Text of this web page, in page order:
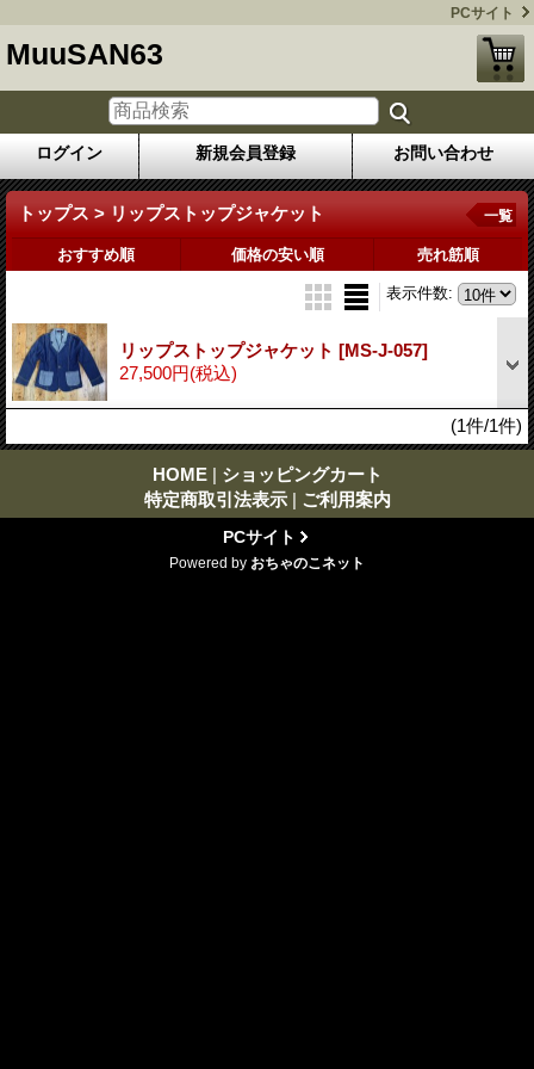
PCサイト
MuuSAN63
ログイン 新規会員登録 お問い合わせ
トップス > リップストップジャケット 一覧
おすすめ順 価格の安い順 売れ筋順
表示件数:
リップストップジャケット [MS-J-057]
27,500円(税込)
(1件/1件)
HOME | ショッピングカート
特定商取引法表示 | ご利用案内
PCサイト
Powered by おちゃのこネット